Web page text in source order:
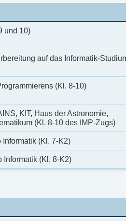
und 10)
auf das Informatik-
(Kl. 8-10)
KIT, Haus der Astronomie,
(Kl. 8-10 des IMP-Zugs)
(Kl. 7-K2)
Informatik (Kl. 8-K2)